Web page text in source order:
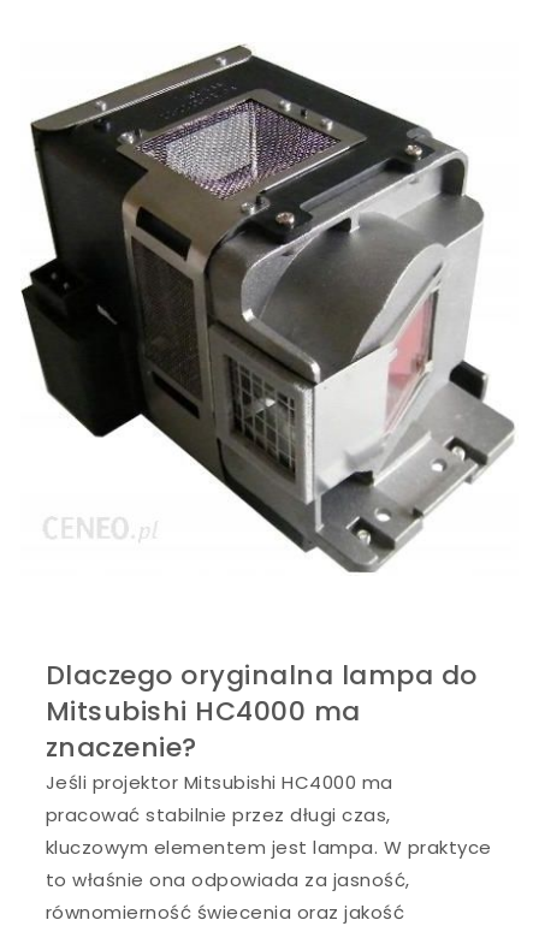
Dlaczego oryginalna lampa do
Mitsubishi HC4000 ma
znaczenie?
Jeśli projektor Mitsubishi HC4000 ma
pracować stabilnie przez długi czas,
kluczowym elementem jest lampa. W praktyce
to właśnie ona odpowiada za jasność,
równomierność świecenia oraz jakość